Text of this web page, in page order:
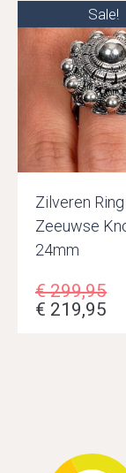
Sale!
Zilveren
Zeeuwse
24mm
€299,95
€ 219,95